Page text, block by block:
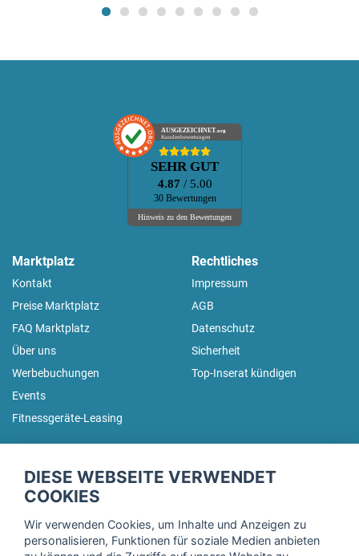
AUSGEZEICHNET.org
Kundenbewertungen
SEHR GUT
4.87 / 5.00
30 Bewertungen
Hinweis zu den Bewertungen
Marktplatz
Kontakt
Preise Marktplatz
FAQ Marktplatz
Über uns
Werbebuchungen
Events
Fitnessgeräte-Leasing
Rechtliches
Impressum
AGB
Datenschutz
Sicherheit
Top-Inserat kündigen
Trage dich hier für unseren Newsletter ein und erhalte regelmäßig
DIESE WEBSEITE VERWENDET
COOKIES
Wir verwenden Cookies, um Inhalte und Anzeigen zu
personalisieren, Funktionen für soziale Medien anbieten